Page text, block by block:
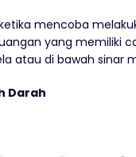
mencoba
yang memiliki
atau di bawah sinar
Darah